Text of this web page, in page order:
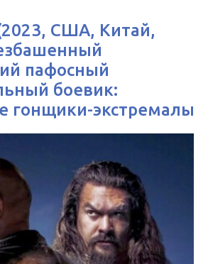
США, Китай,
пафосный
боевик:
гонщики-экстремалы